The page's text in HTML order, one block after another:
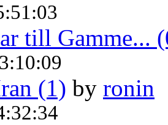
till Gamme...
(1) by ronin